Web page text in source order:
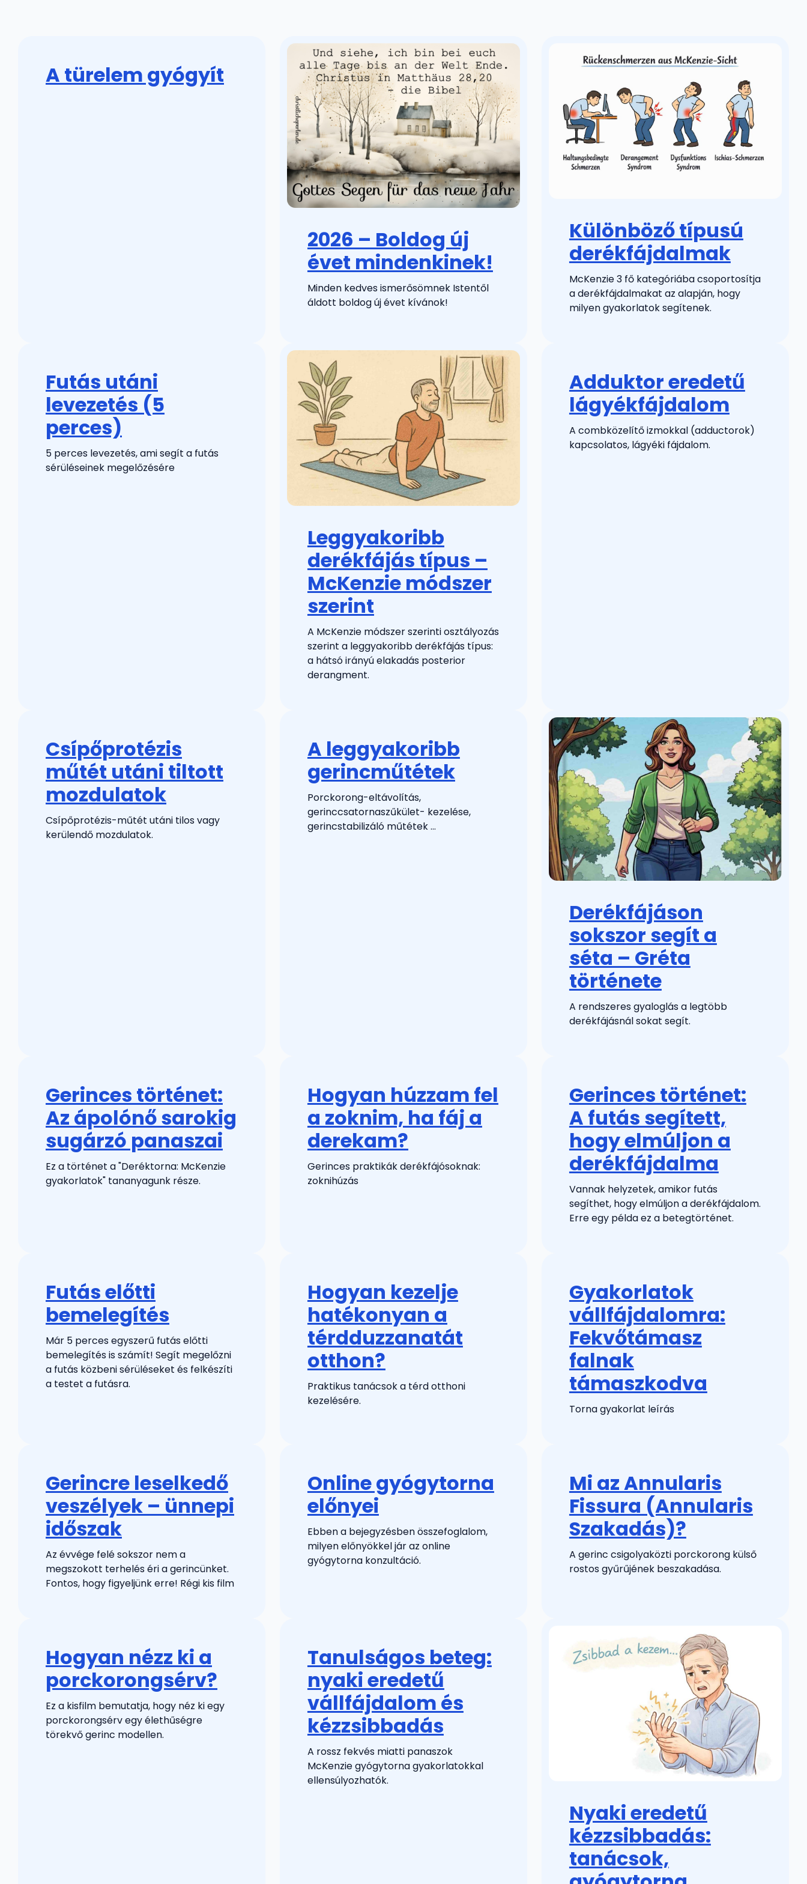
A türelem gyógyít
2026 – Boldog új
évet mindenkinek!
Minden kedves ismerősömnek Istentől
áldott boldog új évet kívánok!
Különböző típusú
derékfájdalmak
McKenzie 3 fő kategóriába csoportosítja
a derékfájdalmakat az alapján, hogy
milyen gyakorlatok segítenek.
Futás utáni
levezetés (5
perces)
5 perces levezetés, ami segít a futás
sérüléseinek megelőzésére
Leggyakoribb
derékfájás típus –
McKenzie módszer
szerint
A McKenzie módszer szerinti osztályozás
szerint a leggyakoribb derékfájás típus:
a hátsó irányú elakadás posterior
derangment.
Adduktor eredetű
lágyékfájdalom
A combközelítő izmokkal (adductorok)
kapcsolatos, lágyéki fájdalom.
Csípőprotézis
műtét utáni tiltott
mozdulatok
Csípőprotézis-műtét utáni tilos vagy
kerülendő mozdulatok.
A leggyakoribb
gerincműtétek
Porckorong-eltávolítás,
gerinccsatornaszűkület- kezelése,
gerincstabilizáló műtétek ...
Derékfájáson
sokszor segít a
séta – Gréta
története
A rendszeres gyaloglás a legtöbb
derékfájásnál sokat segít.
Gerinces történet:
Az ápolónő sarokig
sugárzó panaszai
Ez a történet a "Deréktorna: McKenzie
gyakorlatok" tananyagunk része.
Hogyan húzzam fel
a zoknim, ha fáj a
derekam?
Gerinces praktikák derékfájósoknak:
zoknihúzás
Gerinces történet:
A futás segített,
hogy elmúljon a
derékfájdalma
Vannak helyzetek, amikor futás
segíthet, hogy elmúljon a derékfájdalom.
Erre egy példa ez a betegtörténet.
Futás előtti
bemelegítés
Már 5 perces egyszerű futás előtti
bemelegítés is számít! Segít megelőzni
a futás közbeni sérüléseket és felkészíti
a testet a futásra.
Hogyan kezelje
hatékonyan a
térdduzzanatát
otthon?
Praktikus tanácsok a térd otthoni
kezelésére.
Gyakorlatok
vállfájdalomra:
Fekvőtámasz
falnak
támaszkodva
Torna gyakorlat leírás
Gerincre leselkedő
veszélyek – ünnepi
időszak
Az évvége felé sokszor nem a
megszokott terhelés éri a gerincünket.
Fontos, hogy figyeljünk erre! Régi kis film
Online gyógytorna
előnyei
Ebben a bejegyzésben összefoglalom,
milyen előnyökkel jár az online
gyógytorna konzultáció.
Mi az Annularis
Fissura (Annularis
Szakadás)?
A gerinc csigolyaközti porckorong külső
rostos gyűrűjének beszakadása.
Hogyan nézz ki a
porckorongsérv?
Ez a kisfilm bemutatja, hogy néz ki egy
porckorongsérv egy élethűségre
törekvő gerinc modellen.
Tanulságos beteg:
nyaki eredetű
vállfájdalom és
kézzsibbadás
A rossz fekvés miatti panaszok
McKenzie gyógytorna gyakorlatokkal
ellensúlyozhatók.
Nyaki eredetű
kézzsibbadás:
tanácsok,